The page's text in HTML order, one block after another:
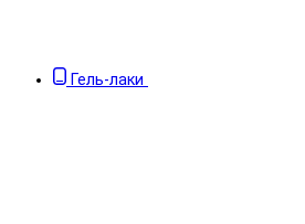
Гель-лаки